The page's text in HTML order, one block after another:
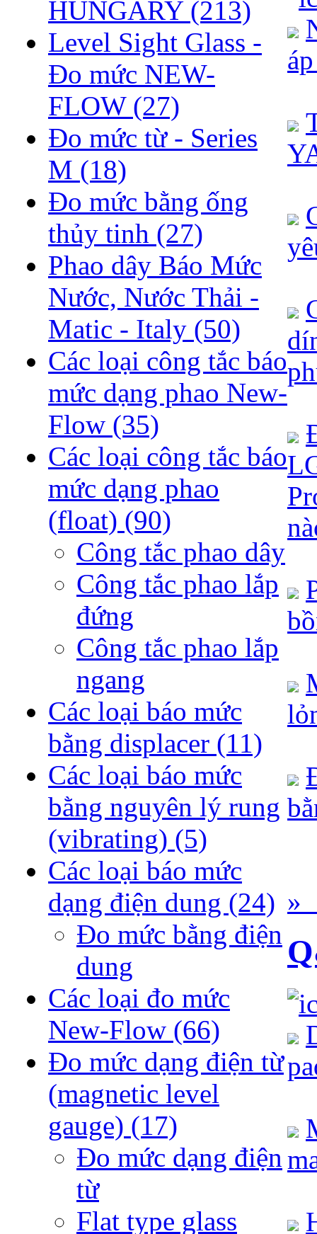
HUNGARY (213)
Level Sight Glass -
Đo mức NEW-
FLOW (27)
Đo mức từ - Series
M (18)
Đo mức bằng ống
thủy tinh (27)
Phao dây Báo Mức
Nước, Nước Thải -
Matic - Italy (50)
Các loại công tắc báo
mức dạng phao New-
Flow (35)
Các loại công tắc báo
mức dạng phao
(float) (90)
Công tắc phao dây
Công tắc phao lắp
đứng
Công tắc phao lắp
ngang
Các loại báo mức
bằng displacer (11)
Các loại báo mức
bằng nguyên lý rung
(vibrating) (5)
Các loại báo mức
dạng điện dung (24)
Đo mức bằng điện
dung
Các loại đo mức
New-Flow (66)
Đo mức dạng điện từ
(magnetic level
gauge) (17)
Đo mức dạng điện
từ
Flat type glass
»